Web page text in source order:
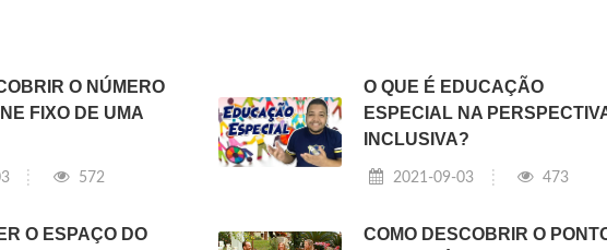
O NÚMERO
FIXO DE UMA
572
O QUE É EDUCAÇÃO
ESPECIAL NA
INCLUSIVA?
2021-09-03 473
O ESPAÇO DO COMO DESCOBRIR O